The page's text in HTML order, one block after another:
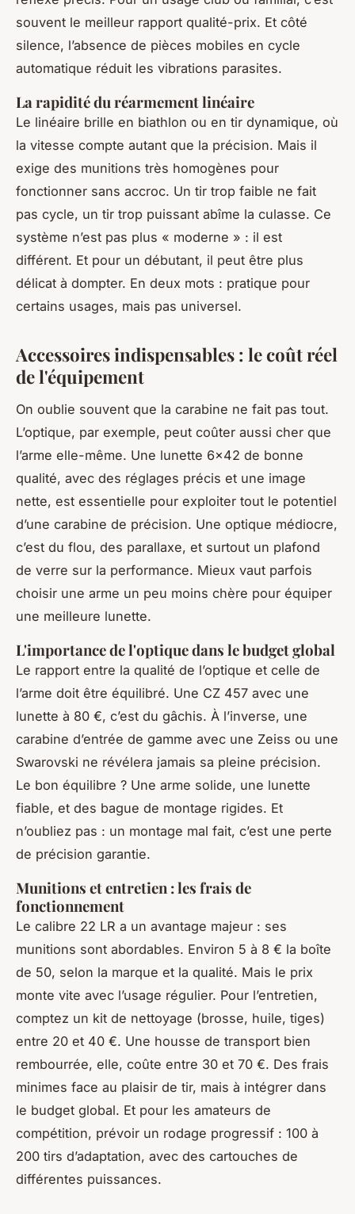
souvent le meilleur rapport qualité-prix. Et côté
silence, l’absence de pièces mobiles en cycle
automatique réduit les vibrations parasites.
La rapidité du réarmement linéaire
Le linéaire brille en biathlon ou en tir dynamique, où
la vitesse compte autant que la précision. Mais il
exige des munitions très homogènes pour
fonctionner sans accroc. Un tir trop faible ne fait
pas cycle, un tir trop puissant abîme la culasse. Ce
système n’est pas plus « moderne » : il est
différent. Et pour un débutant, il peut être plus
délicat à dompter. En deux mots : pratique pour
certains usages, mais pas universel.
Accessoires indispensables : le coût réel
de l'équipement
On oublie souvent que la carabine ne fait pas tout.
L’optique, par exemple, peut coûter aussi cher que
l’arme elle-même. Une lunette 6x42 de bonne
qualité, avec des réglages précis et une image
nette, est essentielle pour exploiter tout le potentiel
d’une carabine de précision. Une optique médiocre,
c’est du flou, des parallaxe, et surtout un plafond
de verre sur la performance. Mieux vaut parfois
choisir une arme un peu moins chère pour équiper
une meilleure lunette.
L'importance de l'optique dans le budget global
Le rapport entre la qualité de l’optique et celle de
l’arme doit être équilibré. Une CZ 457 avec une
lunette à 80 €, c’est du gâchis. À l’inverse, une
carabine d’entrée de gamme avec une Zeiss ou une
Swarovski ne révélera jamais sa pleine précision.
Le bon équilibre ? Une arme solide, une lunette
fiable, et des bague de montage rigides. Et
n’oubliez pas : un montage mal fait, c’est une perte
de précision garantie.
Munitions et entretien : les frais de
fonctionnement
Le calibre 22 LR a un avantage majeur : ses
munitions sont abordables. Environ 5 à 8 € la boîte
de 50, selon la marque et la qualité. Mais le prix
monte vite avec l’usage régulier. Pour l’entretien,
comptez un kit de nettoyage (brosse, huile, tiges)
entre 20 et 40 €. Une housse de transport bien
rembourrée, elle, coûte entre 30 et 70 €. Des frais
minimes face au plaisir de tir, mais à intégrer dans
le budget global. Et pour les amateurs de
compétition, prévoir un rodage progressif : 100 à
200 tirs d’adaptation, avec des cartouches de
différentes puissances.